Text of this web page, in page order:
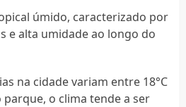
úmido, caracterizado por
e alta umidade ao longo do
na cidade variam entre 18°C
parque, o clima tende a ser